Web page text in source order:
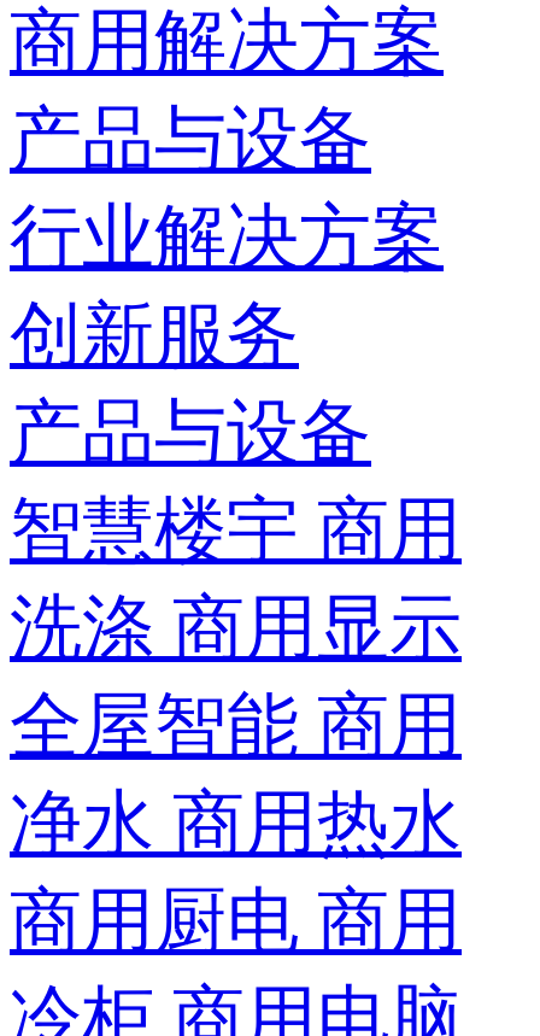
商用解决方案
产品与设备
行业解决方案
创新服务
产品与设备
智慧楼宇 商用
洗涤 商用显示
全屋智能 商用
净水 商用热水
商用厨电 商用
冷柜 商用电脑